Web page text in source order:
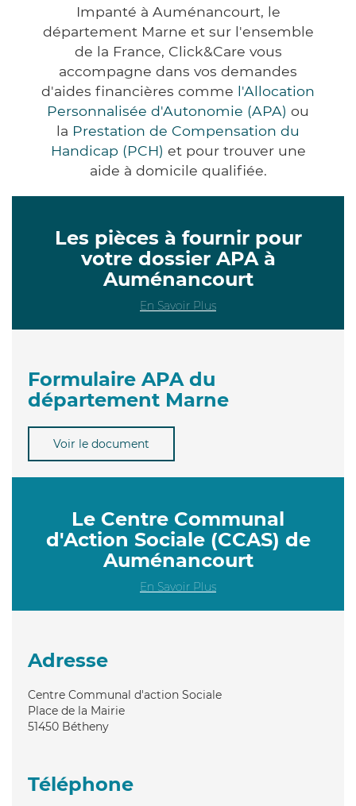
Impanté à Auménancourt, le
département Marne et sur l'ensemble
de la France, Click&Care vous
accompagne dans vos demandes
d'aides financières comme l'Allocation
Personnalisée d'Autonomie (APA) ou
la Prestation de Compensation du
Handicap (PCH) et pour trouver une
aide à domicile qualifiée.
Les pièces à fournir pour
votre dossier APA à
Auménancourt
En Savoir Plus
Formulaire APA du
département Marne
Voir le document
Le Centre Communal
d'Action Sociale (CCAS) de
Auménancourt
En Savoir Plus
Adresse
Centre Communal d'action Sociale
Place de la Mairie
51450 Bétheny
Téléphone